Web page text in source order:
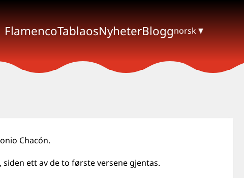
FlamencoTablaosNyheterBloggnorsk
Chacón.
ett av de to første versene gjentas.